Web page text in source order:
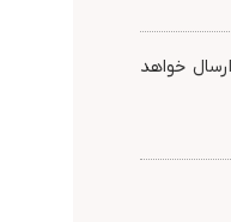
خواهد